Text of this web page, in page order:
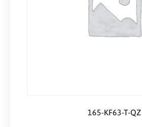
165-KF63-T-QZ